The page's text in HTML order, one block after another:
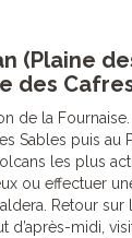
(Plaine
des
de la
Sables puis au
les plus
ou effectuer
Retour sur
d’après-midi,